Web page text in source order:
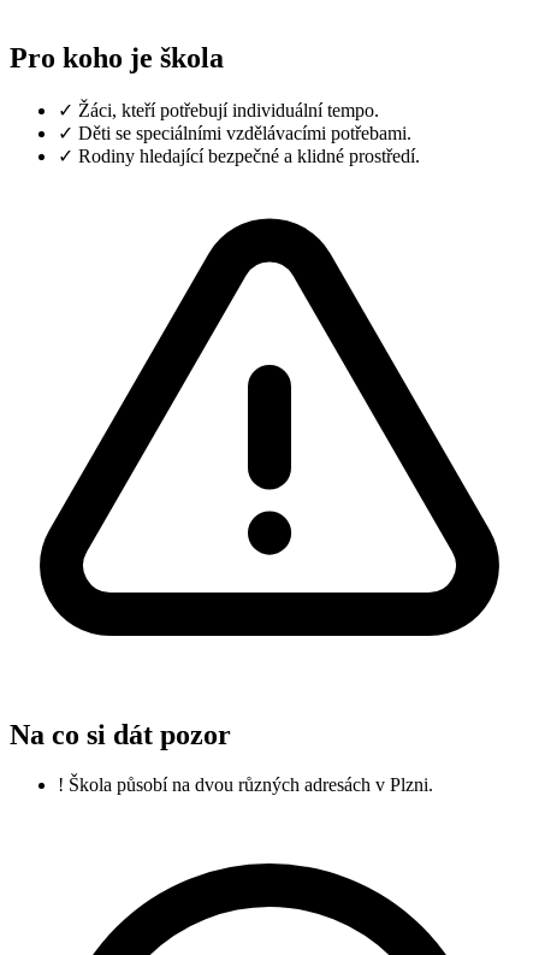
Pro koho je škola
✓ Žáci, kteří potřebují individuální tempo.
✓ Děti se speciálními vzdělávacími potřebami.
✓ Rodiny hledající bezpečné a klidné prostředí.
Na co si dát pozor
! Škola působí na dvou různých adresách v Plzni.